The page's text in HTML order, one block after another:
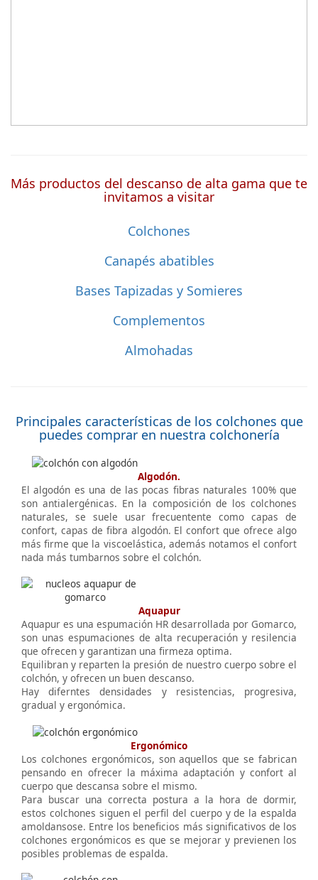
Más productos del descanso de alta gama que te
invitamos a visitar
Colchones
Canapés abatibles
Bases Tapizadas y Somieres
Complementos
Almohadas
Principales características de los colchones que
puedes comprar en nuestra colchonería
Algodón.
El algodón es una de las pocas fibras naturales 100% que
son antialergénicas. En la composición de los colchones
naturales, se suele usar frecuentente como capas de
confort, capas de fibra algodón. El confort que ofrece algo
más firme que la viscoelástica, además notamos el confort
nada más tumbarnos sobre el colchón.
Aquapur
Aquapur es una espumación HR desarrollada por Gomarco,
son unas espumaciones de alta recuperación y resilencia
que ofrecen y garantizan una firmeza optima.
Equilibran y reparten la presión de nuestro cuerpo sobre el
colchón, y ofrecen un buen descanso.
Hay diferntes densidades y resistencias, progresiva,
gradual y ergonómica.
Ergonómico
Los colchones ergonómicos, son aquellos que se fabrican
pensando en ofrecer la máxima adaptación y confort al
cuerpo que descansa sobre el mismo.
Para buscar una correcta postura a la hora de dormir,
estos colchones siguen el perfil del cuerpo y de la espalda
amoldansose. Entre los beneficios más significativos de los
colchones ergonómicos es que se mejorar y previenen los
posibles problemas de espalda.